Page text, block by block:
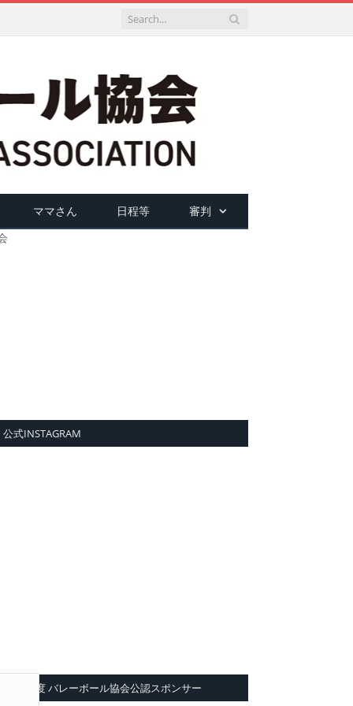
ママさん 日程等
審判
公式INSTAGRAM
2026年度 バレーボール協会公認スポンサー